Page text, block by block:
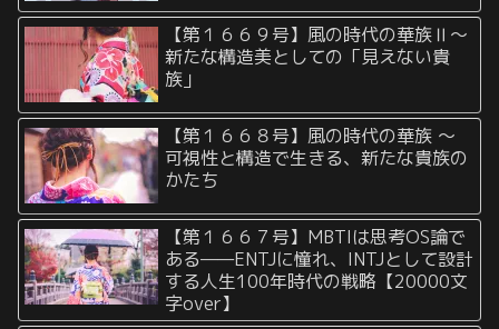
【第１６６９号】風の時代の華族Ⅱ〜
新たな構造美としての「見えない貴
族」
【第１６６８号】風の時代の華族 〜
可視性と構造で生きる、新たな貴族の
かたち
【第１６６７号】MBTIは思考OS論で
ある——ENTJに憧れ、INTJとして設計
する人生100年時代の戦略【20000文
字over】